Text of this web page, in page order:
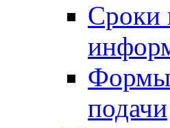
Сроки
Формы
подачи